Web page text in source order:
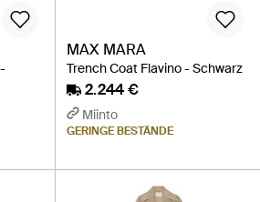
MAX MARA
Trench Coat Flavino - Schwarz
2.244 €
Miinto
GERINGE BESTÄNDE